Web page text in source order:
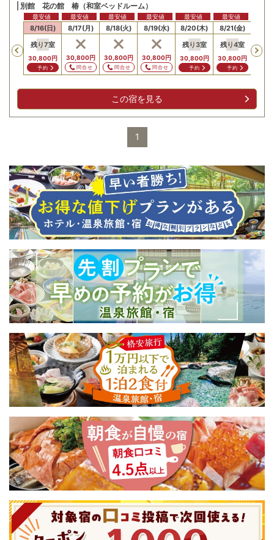
別館 花の館 椿（和室ベッドルーム）
Previous
8/16(日)
残り7室
30,800円
予約
最安値
8/17(月)
30,800円
問合せ
最安値
8/18(火)
30,800円
問合せ
最安値
8/19(水)
30,800円
問合せ
最安値
8/20(木)
残り3室
30,800円
予約
最安値
8/21(金)
残り4室
30,800円
予約
最安値
この宿を見る
1